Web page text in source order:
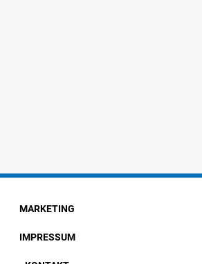
MARKETING
IMPRESSUM